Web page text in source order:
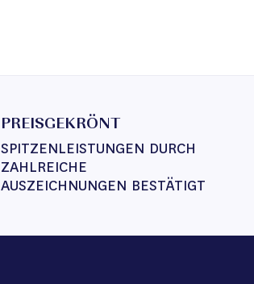
PREISGEKRÖNT
SPITZENLEISTUNGEN DURCH
ZAHLREICHE
AUSZEICHNUNGEN BESTÄTIGT